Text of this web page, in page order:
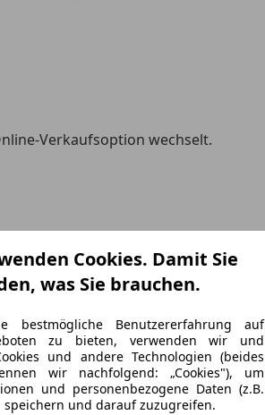
Cookies. Damit Sie
was Sie brauchen.
bestmögliche Benutzererfahrung auf
zu bieten, verwenden wir und
und andere Technologien (beides
wir nachfolgend: „Cookies"), um
und personenbezogene Daten (z.B.
speichern und darauf zuzugreifen.
Verkaufsoption wechselt.